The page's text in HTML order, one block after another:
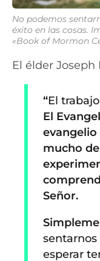
No podemos
éxito en las cosas.
«Book of Mormon
El élder
“El
El
evangelio
mucho
Señor.
esperar